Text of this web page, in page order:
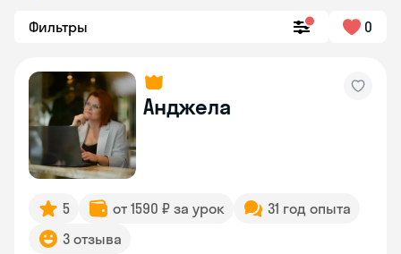
Фильтры 0
Анджела
5 от 1590 ₽ за урок
31 год опыта
3 отзыва